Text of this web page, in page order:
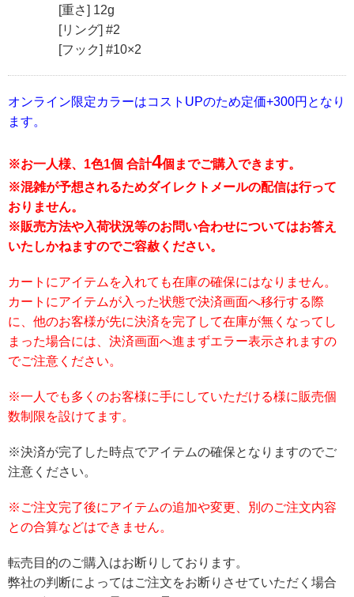
[重さ] 12g
[リング] #2
[フック] #10×2
オンライン限定カラーはコストUPのため定価+300円となり
ます。
※お一人様、1色1個 合計4個までご購入できます。
※混雑が予想されるためダイレクトメールの配信は行って
おりません。
※販売方法や入荷状況等のお問い合わせについてはお答え
いたしかねますのでご容赦ください。
カートにアイテムを入れても在庫の確保にはなりません。
カートにアイテムが入った状態で決済画面へ移行する際
に、他のお客様が先に決済を完了して在庫が無くなってし
まった場合には、決済画面へ進まずエラー表示されますの
でご注意ください。
※一人でも多くのお客様に手にしていただける様に販売個
数制限を設けてます。
※決済が完了した時点でアイテムの確保となりますのでご
注意ください。
※ご注文完了後にアイテムの追加や変更、別のご注文内容
との合算などはできません。
転売目的のご購入はお断りしております。
弊社の判断によってはご注文をお断りさせていただく場合